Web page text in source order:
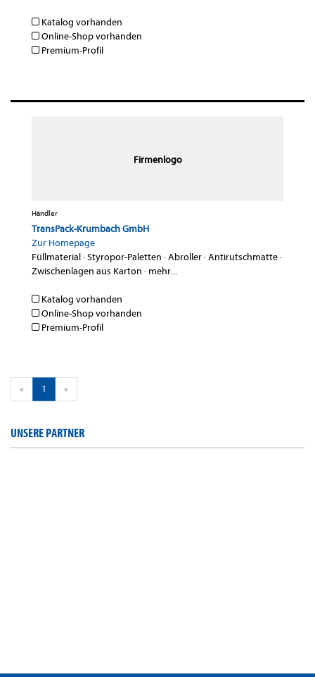
Katalog vorhanden
Online-Shop vorhanden
Premium-Profil
Firmenlogo
Händler
TransPack-Krumbach GmbH
Zur Homepage
Füllmaterial·Styropor-Paletten ·Abroller·Antirutschmatte·
Zwischenlagen aus Karton · mehr...
Katalog vorhanden
Online-Shop vorhanden
Premium-Profil
« 1 »
UNSERE PARTNER